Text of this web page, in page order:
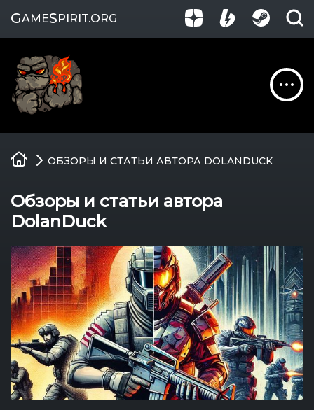
GAMESPIRIT.ORG
Игры
Компании
ОБЗОРЫ И СТАТЬИ АВТОРА DOLANDUCK
Обзоры и статьи автора
DolanDuck